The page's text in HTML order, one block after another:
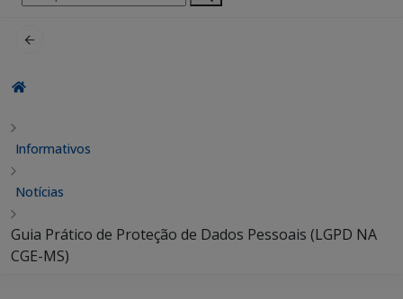
por:
Informativos
Notícias
Guia Prático de Proteção de Dados Pessoais (LGPD NA
CGE-MS)